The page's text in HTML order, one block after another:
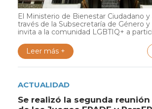
El Ministerio de Bienestar Ciudadano y
través de la Subsecretaría de Género y
invita a la comunidad LGBTIQ+ a
Leer más +
ACTUALIDAD
Se realizó la segunda